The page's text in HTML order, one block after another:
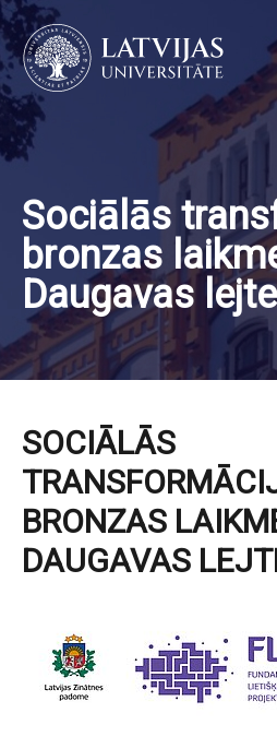
Sociālās
bronzas
Daugavas
SOCIĀLĀS
BRONZAS
DAUGAVAS